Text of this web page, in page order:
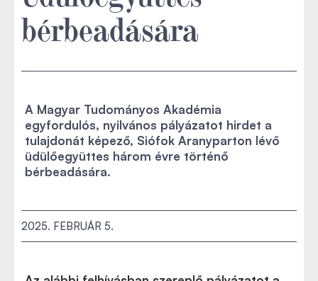
bérbeadására
A Magyar Tudományos Akadémia
egyfordulós, nyilvános pályázatot hirdet a
tulajdonát képező, Siófok Aranyparton lévő
üdülőegyüttes három évre történő
bérbeadására.
2025. FEBRUÁR 5.